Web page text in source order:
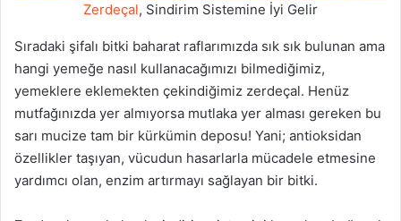
Zerdeçal, Sindirim Sistemine İyi Gelir
Sıradaki şifalı bitki baharat raflarımızda sık sık bulunan ama
hangi yemeğe nasıl kullanacağımızı bilmediğimiz,
yemeklere eklemekten çekindiğimiz zerdeçal. Henüz
mutfağınızda yer almıyorsa mutlaka yer alması gereken bu
sarı mucize tam bir kürkümin deposu! Yani; antioksidan
özellikler taşıyan, vücudun hasarlarla mücadele etmesine
yardımcı olan, enzim artırmayı sağlayan bir bitki.